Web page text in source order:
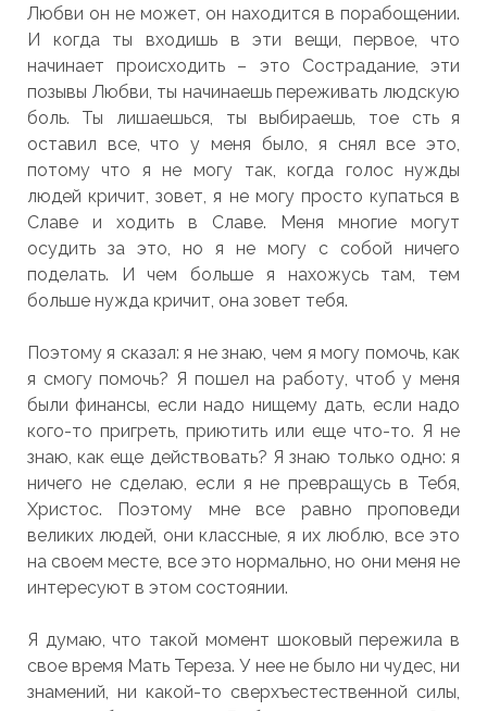
Любви он не может, он находится в порабощении.
И когда ты входишь в эти вещи, первое, что
начинает происходить – это Сострадание, эти
позывы Любви, ты начинаешь переживать людскую
боль. Ты лишаешься, ты выбираешь, тое сть я
оставил все, что у меня было, я снял все это,
потому что я не могу так, когда голос нужды
людей кричит, зовет, я не могу просто купаться в
Славе и ходить в Славе. Меня многие могут
осудить за это, но я не могу с собой ничего
поделать. И чем больше я нахожусь там, тем
больше нужда кричит, она зовет тебя.
Поэтому я сказал: я не знаю, чем я могу помочь, как
я смогу помочь? Я пошел на работу, чтоб у меня
были финансы, если надо нищему дать, если надо
кого-то пригреть, приютить или еще что-то. Я не
знаю, как еще действовать? Я знаю только одно: я
ничего не сделаю, если я не превращусь в Тебя,
Христос. Поэтому мне все равно проповеди
великих людей, они классные, я их люблю, все это
на своем месте, все это нормально, но они меня не
интересуют в этом состоянии.
Я думаю, что такой момент шоковый пережила в
свое время Мать Тереза. У нее не было ни чудес, ни
знамений, ни какой-то сверхъестественной силы,